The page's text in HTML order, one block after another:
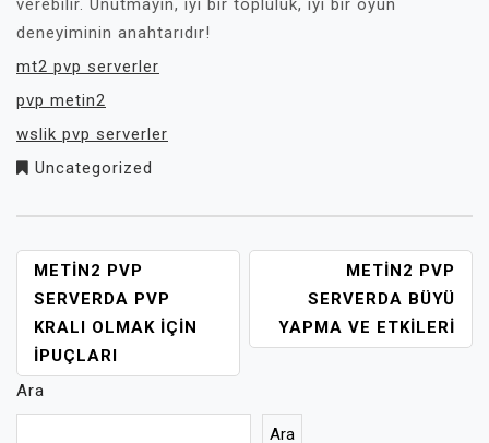
verebilir. Unutmayın, iyi bir topluluk, iyi bir oyun
deneyiminin anahtarıdır!
mt2 pvp serverler
pvp metin2
wslik pvp serverler
Uncategorized
YAZI
GEZINMESI
METIN2 PVP
SERVERDA PVP
KRALI OLMAK İÇIN
İPUÇLARI
METIN2 PVP
SERVERDA BÜYÜ
YAPMA VE ETKILERI
Ara
Ara